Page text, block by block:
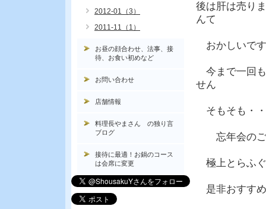
後は肝は売り
んて
おかしいで
今まで一回
せん
そもそも・
忘年会のご
極上とらふ
是非おすす
2012-01（3）
2011-11（1）
お昼の顔合わせ、法事、接
待、お食い初めなど
お問い合わせ
店舗情報
料理長やまさん の独り言
ブログ
接待に最適！お鍋のコース
は会席に変更